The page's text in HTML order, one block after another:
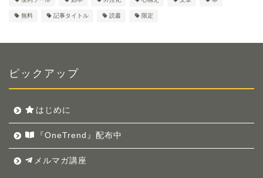
無料 記事タイトル 読書 限定
ピックアップ
はじめに
『OneTrend』配布中
メルマガ講座